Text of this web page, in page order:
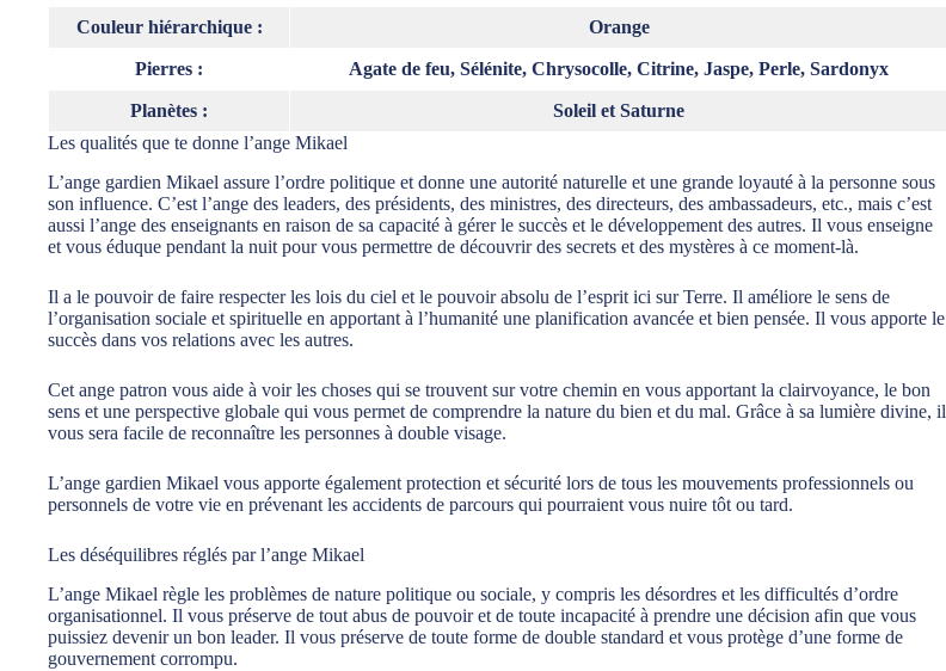
Couleur hiérarchique : Orange
Pierres : Agate de feu, Sélénite, Chrysocolle, Citrine, Jaspe, Perle, Sardonyx
Planètes :
Soleil et Saturne
Les qualités que te donne l’ange Mikael
L’ange gardien Mikael assure l’ordre politique et donne une autorité naturelle et une grande loyauté à la personne sous
son influence. C’est l’ange des leaders, des présidents, des ministres, des directeurs, des ambassadeurs, etc., mais c’est
aussi l’ange des enseignants en raison de sa capacité à gérer le succès et le développement des autres. Il vous enseigne
et vous éduque pendant la nuit pour vous permettre de découvrir des secrets et des mystères à ce moment-là.
Il a le pouvoir de faire respecter les lois du ciel et le pouvoir absolu de l’esprit ici sur Terre. Il améliore le sens de
l’organisation sociale et spirituelle en apportant à l’humanité une planification avancée et bien pensée. Il vous apporte le
succès dans vos relations avec les autres.
Cet ange patron vous aide à voir les choses qui se trouvent sur votre chemin en vous apportant la clairvoyance, le bon
sens et une perspective globale qui vous permet de comprendre la nature du bien et du mal. Grâce à sa lumière divine, il
vous sera facile de reconnaître les personnes à double visage.
L’ange gardien Mikael vous apporte également protection et sécurité lors de tous les mouvements professionnels ou
personnels de votre vie en prévenant les accidents de parcours qui pourraient vous nuire tôt ou tard.
Les déséquilibres réglés par l’ange Mikael
L’ange Mikael règle les problèmes de nature politique ou sociale, y compris les désordres et les difficultés d’ordre
organisationnel. Il vous préserve de tout abus de pouvoir et de toute incapacité à prendre une décision afin que vous
puissiez devenir un bon leader. Il vous préserve de toute forme de double standard et vous protège d’une forme de
gouvernement corrompu.